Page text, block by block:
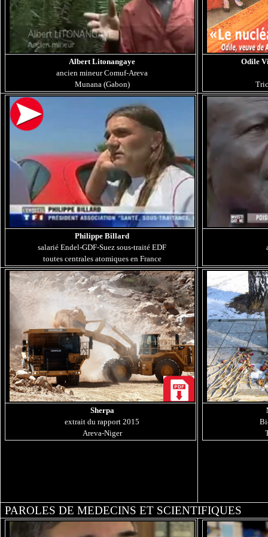
Albert Litonangaye
ancien mineur Comuf-Areva
Munana (Gabon)
Odile
Philippe Billard
salarié Endel-GDF-Suez sous-traité EDF
toutes centrales atomiques en France
Sherpa
extrait du rapport 2015
Areva-Niger
PAROLES DE MEDECINS ET SCIENTIFIQUES